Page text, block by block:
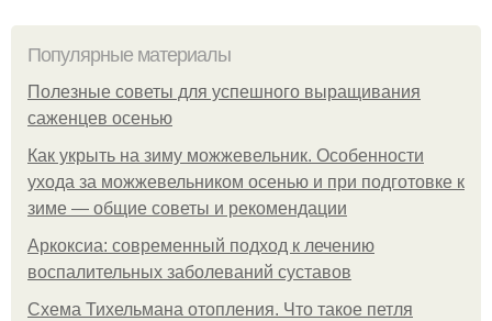
Популярные материалы
Полезные советы для успешного выращивания
саженцев осенью
Как укрыть на зиму можжевельник. Особенности
ухода за можжевельником осенью и при подготовке к
зиме — общие советы и рекомендации
Аркоксиа: современный подход к лечению
воспалительных заболеваний суставов
Схема Тихельмана отопления. Что такое петля